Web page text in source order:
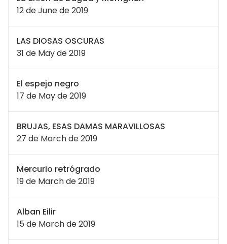
12 de June de 2019
LAS DIOSAS OSCURAS
31 de May de 2019
El espejo negro
17 de May de 2019
BRUJAS, ESAS DAMAS MARAVILLOSAS
27 de March de 2019
Mercurio retrógrado
19 de March de 2019
Alban Eilir
15 de March de 2019